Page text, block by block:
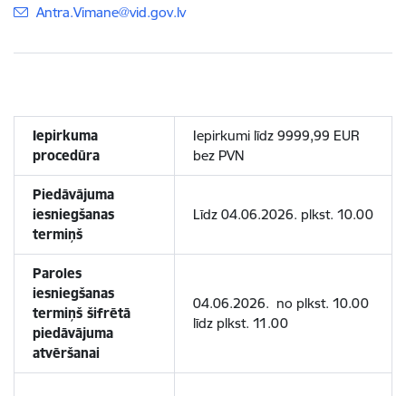
E-pasts:
Antra.Vimane@vid.gov.lv
Iepirkuma
procedūra
Iepirkumi līdz 9999,99 EUR
bez PVN
Piedāvājuma
iesniegšanas
termiņš
Līdz 04.06.2026. plkst. 10.00
Paroles
iesniegšanas
termiņš šifrētā
piedāvājuma
atvēršanai
04.06.2026. no plkst. 10.00
līdz plkst. 11.00